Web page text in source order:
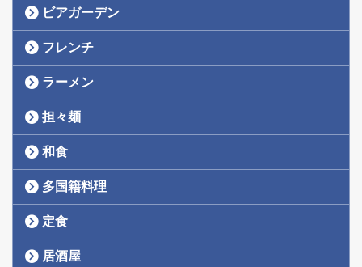
ビアガーデン
フレンチ
ラーメン
担々麺
和食
多国籍料理
定食
居酒屋